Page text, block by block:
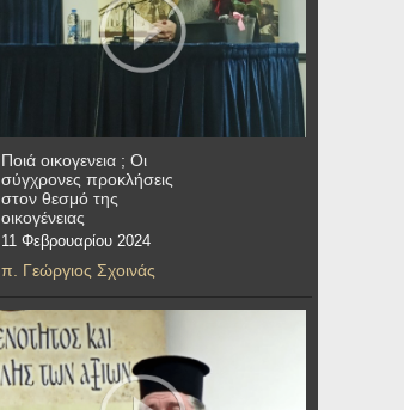
Ποιά οικογενεια ; Οι
σύγχρονες προκλήσεις
στον θεσμό της
οικογένειας
11 Φεβρουαρίου 2024
π. Γεώργιος Σχοινάς